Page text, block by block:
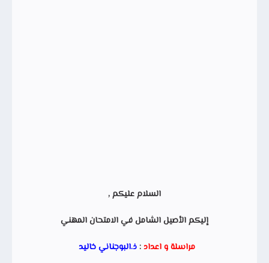
السلام عليكم ,
إليكم الأصيل الشامل في الامتحان المهني
مراسلة و اعداد:ذ.البوجناني خاليد